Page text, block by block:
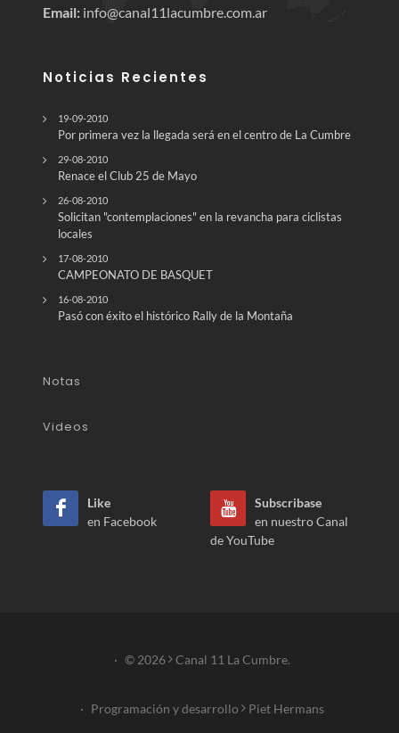
Email: info@canal11lacumbre.com.ar
Noticias Recientes
19-09-2010
Por primera vez la llegada será en el centro de La Cumbre
29-08-2010
Renace el Club 25 de Mayo
26-08-2010
Solicitan "contemplaciones" en la revancha para ciclistas
locales
17-08-2010
CAMPEONATO DE BASQUET
16-08-2010
Pasó con éxito el histórico Rally de la Montaña
Notas
Videos
Like
en Facebook
Subscribase
en nuestro Canal
de YouTube
· © 2026 Canal 11 La Cumbre.
· Programación y desarrollo Piet Hermans